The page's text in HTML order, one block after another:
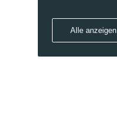
Alle anzeigen